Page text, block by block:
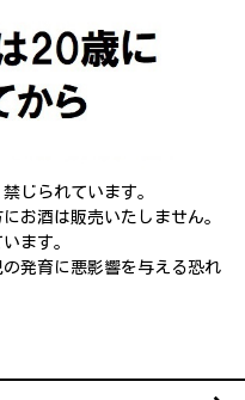
じられています。
お酒は販売いたしません。
ます。
発育に悪影響を与える恐れ